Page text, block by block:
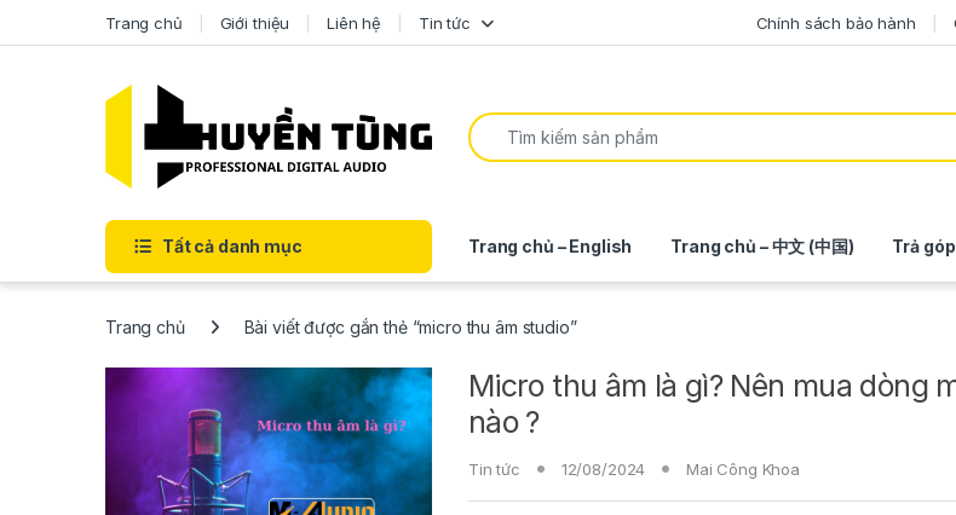
Trang chủ Giới thiệu Liên hệ Tin tức Chính sách bảo hành
Tất cả danh mục Trang chủ – English Trang chủ – 中文 (中国) Trả góp
Trang chủ Bài viết được gắn thẻ “micro thu âm studio”
Micro thu âm là gì? Nên mua dòng
nào ?
Tin tức 12/08/2024 Mai Công Khoa